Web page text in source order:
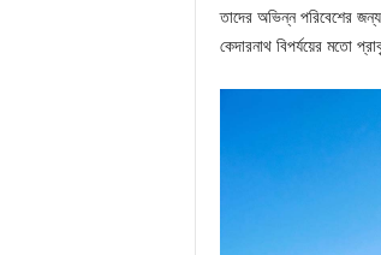
তাদের অভিন্ন পরিবেশের
কেদারনাথ বিপর্যয়ের মতো